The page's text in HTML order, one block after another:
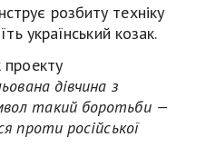
розбиту техніку
український козак.
дівчина з
такий боротьби —
проти російської